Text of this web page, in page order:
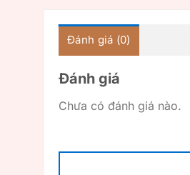
Đánh giá (0)
Đánh giá
Chưa có đánh giá nào.